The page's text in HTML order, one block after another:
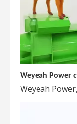
Weyeah